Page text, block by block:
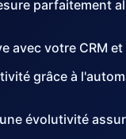
parfaitement
avec votre CRM
grâce à
évolutivité